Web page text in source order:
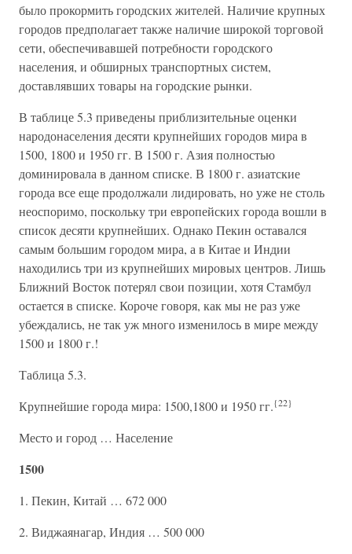
было прокормить городских жителей. Наличие крупных
городов предполагает также наличие широкой торговой
сети, обеспечивавшей потребности городского
населения, и обширных транспортных систем,
доставлявших товары на городские рынки.
В таблице 5.3 приведены приблизительные оценки
народонаселения десяти крупнейших городов мира в
1500, 1800 и 1950 гг. В 1500 г. Азия полностью
доминировала в данном списке. В 1800 г. азиатские
города все еще продолжали лидировать, но уже не столь
неоспоримо, поскольку три европейских города вошли в
список десяти крупнейших. Однако Пекин оставался
самым большим городом мира, а в Китае и Индии
находились три из крупнейших мировых центров. Лишь
Ближний Восток потерял свои позиции, хотя Стамбул
остается в списке. Короче говоря, как мы не раз уже
убеждались, не так уж много изменилось в мире между
1500 и 1800 г.!
Таблица 5.3.
Крупнейшие города мира: 1500,1800 и 1950 гг.{22}
Место и город … Население
1500
1. Пекин, Китай … 672 000
2. Виджаянагар, Индия … 500 000